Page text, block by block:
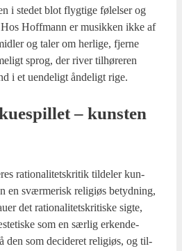
i ste­det blot flyg­ti­ge følel­ser og
Hos Hof­f­mann er musik­ken ikke af
og taler om her­li­ge, fjer­ne
sprog, der river til­hø­re­ren
i et uen­de­ligt ånde­ligt rige.
– kun­sten
ratio­na­li­tetskri­tik til­de­ler kun­
en svær­me­risk reli­gi­øs betyd­ning,
det ratio­na­li­tetskri­ti­ske sig­te,
som en sær­lig erken­de­
den som deci­de­ret reli­gi­øs, og til­